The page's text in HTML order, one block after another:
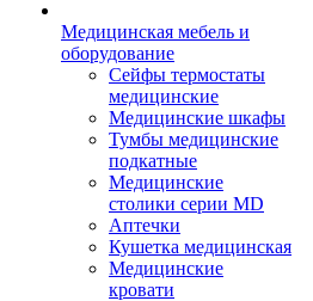
Медицинская мебель и
оборудование
Сейфы термостаты
медицинские
Медицинские шкафы
Тумбы медицинские
подкатные
Медицинские
столики серии MD
Аптечки
Кушетка медицинская
Медицинские
кровати